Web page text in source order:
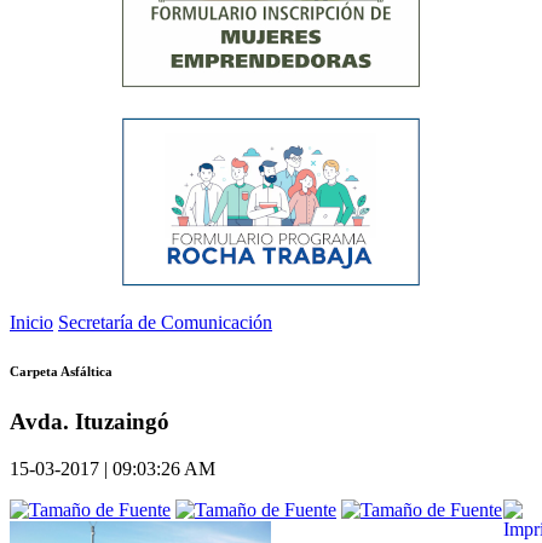
Inicio Secretaría de Comunicación
Carpeta Asfáltica
Avda. Ituzaingó
15-03-2017 | 09:03:26 AM